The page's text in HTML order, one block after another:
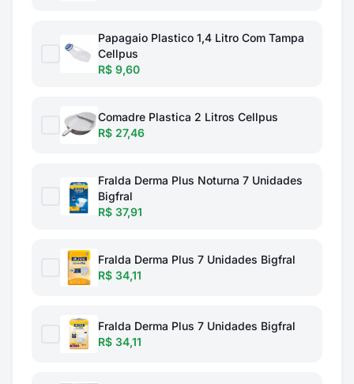
Papagaio Plastico 1,4 Litro Com Tampa
Cellpus
R$ 9,60
Comadre Plastica 2 Litros Cellpus
R$ 27,46
Fralda Derma Plus Noturna 7 Unidades
Bigfral
R$ 37,91
Fralda Derma Plus 7 Unidades Bigfral
R$ 34,11
Fralda Derma Plus 7 Unidades Bigfral
R$ 34,11